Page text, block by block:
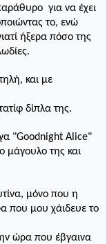
για να έχει
το, ενώ
ήξερα πόσο της
και με
δίπλα της.
"Goodnight Alice"
μάγουλο της και
μόνο που η
που μου χάιδευε το
ώρα που έβγαινα